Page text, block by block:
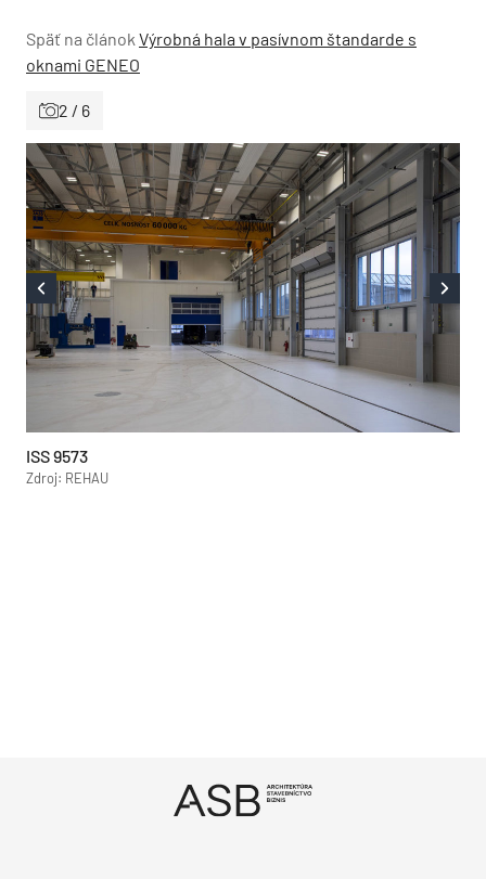
Späť na článok Výrobná hala v pasívnom štandarde s
oknami GENEO
2 / 6
ISS 9573
Zdroj: REHAU